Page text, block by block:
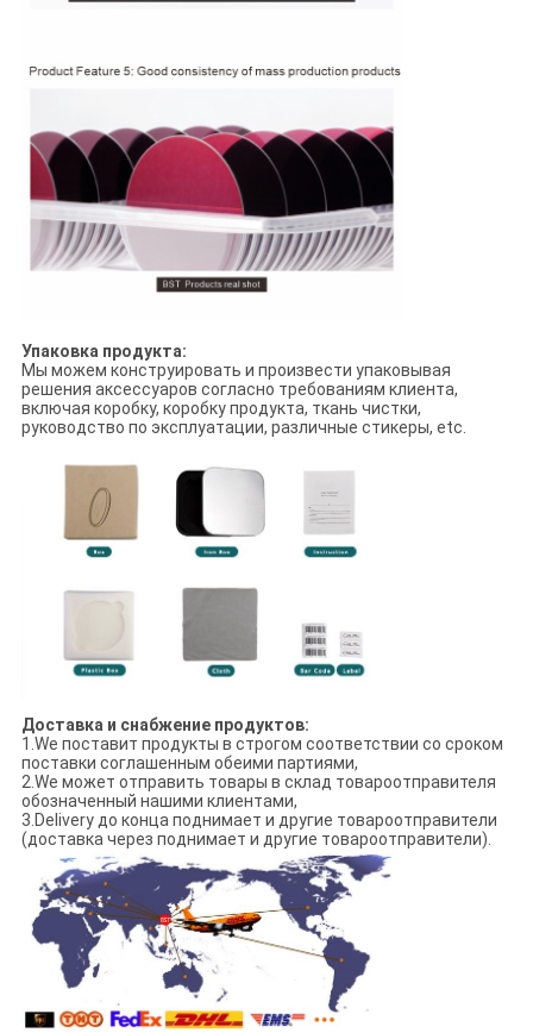
Упаковка продукта:
Мы можем конструировать и произвести упаковывая
решения аксессуаров согласно требованиям клиента,
включая коробку, коробку продукта, ткань чистки,
руководство по эксплуатации, различные стикеры, etc.
Доставка и снабжение продуктов:
1.We поставит продукты в строгом соответствии со сроком
поставки соглашенным обеими партиями,
2.We может отправить товары в склад товароотправителя
обозначенный нашими клиентами,
3.Delivery до конца поднимает и другие товароотправители
(доставка через поднимает и другие товароотправители).